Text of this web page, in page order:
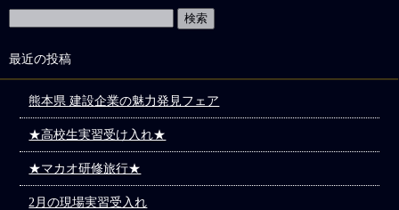
最近の投稿
熊本県 建設企業の魅力発見フェア
★高校生実習受け入れ★
★マカオ研修旅行★
2月の現場実習受入れ